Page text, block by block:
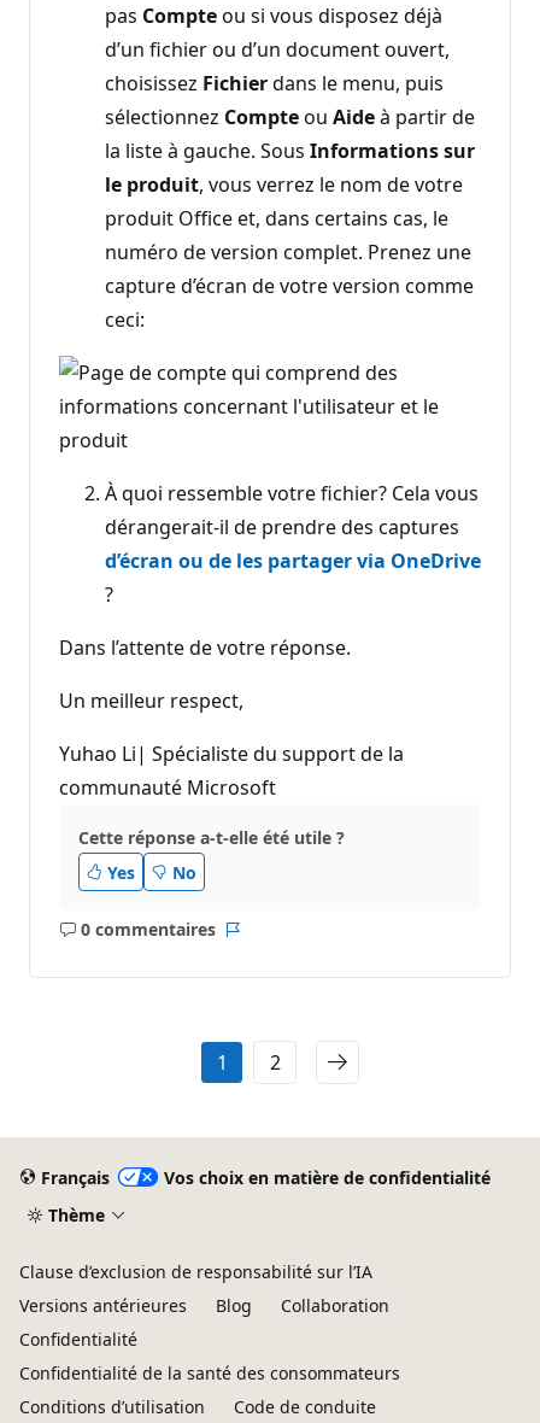
pas Compteou si vous disposez déjà
d’un fichier ou d’un document ouvert,
choisissez Fichierdans le menu, puis
sélectionnez Compteou Aideà partir de
la liste à gauche. Sous Informations sur
le produit, vous verrez le nom de votre
produit Office et, dans certains cas, le
numéro de version complet. Prenez une
capture d’écran de votre version comme
ceci:
À quoi ressemble votre fichier? Cela vous
dérangerait-il de prendre des captures
d’écran ou de les partager via OneDrive
?
Dans l’attente de votre réponse.
Un meilleur respect,
Yuhao Li| Spécialiste du support de la
communauté Microsoft
Cette réponse a-t-elle été utile ?
Yes
No
0 commentaires
Aucun
Rapport
1 2
Français
Vos choix en matière de confidentialité
Thème
Clause d’exclusion de responsabilité sur l’IA
Versions antérieures
Blog
Collaboration
Confidentialité
Confidentialité de la santé des consommateurs
Conditions d’utilisation
Code de conduite